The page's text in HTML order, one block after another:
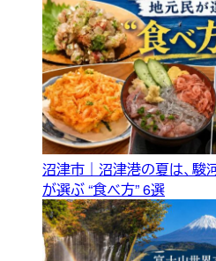
沼津市｜沼津港の夏は、駿
が選ぶ “食べ方” 6選